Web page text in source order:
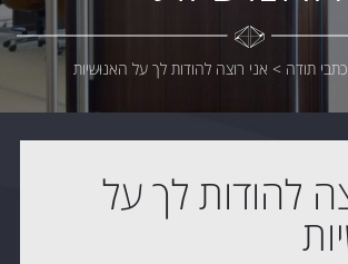
תודה > אני רוצה להודות לך על האנושיות
להודות לך על